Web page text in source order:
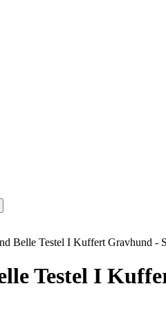
Belle Testel I Kuffert Gravhund -
Testel I